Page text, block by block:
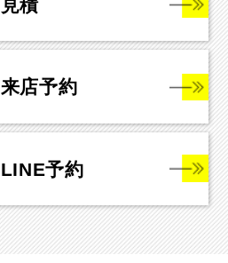
見積
来店予約
LINE予約